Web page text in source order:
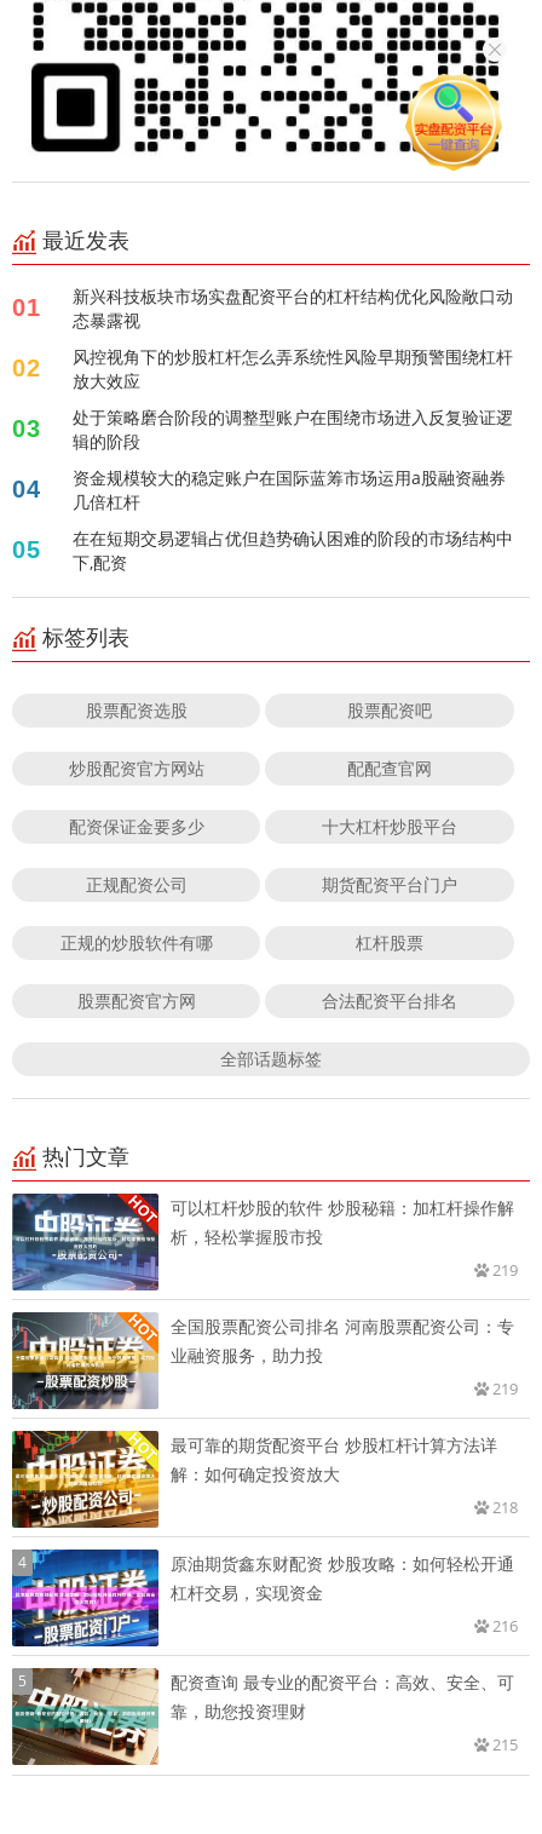
最近发表
01
新兴科技板块市场实盘配资平台的杠杆结构优化风险敞口动
态暴露视
02
风控视角下的炒股杠杆怎么弄系统性风险早期预警围绕杠杆
放大效应
03
处于策略磨合阶段的调整型账户在围绕市场进入反复验证逻
辑的阶段
04
资金规模较大的稳定账户在国际蓝筹市场运用a股融资融券
几倍杠杆
05
在在短期交易逻辑占优但趋势确认困难的阶段的市场结构中
下,配资
标签列表
股票配资选股 股票配资吧
炒股配资官方网站 配配查官网
配资保证金要多少 十大杠杆炒股平台
正规配资公司 期货配资平台门户
正规的炒股软件有哪 杠杆股票
股票配资官方网 合法配资平台排名
全部话题标签
热门文章
可以杠杆炒股的软件 炒股秘籍：加杠杆操作解
析，轻松掌握股市投
219
全国股票配资公司排名 河南股票配资公司：专
业融资服务，助力投
219
最可靠的期货配资平台 炒股杠杆计算方法详
解：如何确定投资放大
218
4
原油期货鑫东财配资 炒股攻略：如何轻松开通
杠杆交易，实现资金
216
5
配资查询 最专业的配资平台：高效、安全、可
靠，助您投资理财
215